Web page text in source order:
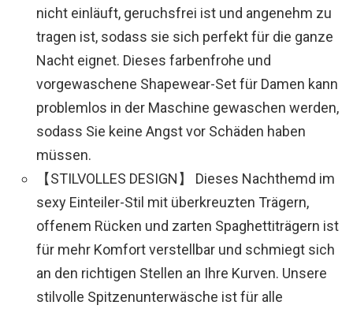
nicht einläuft, geruchsfrei ist und angenehm zu
tragen ist, sodass sie sich perfekt für die ganze
Nacht eignet. Dieses farbenfrohe und
vorgewaschene Shapewear-Set für Damen kann
problemlos in der Maschine gewaschen werden,
sodass Sie keine Angst vor Schäden haben
müssen.
【STILVOLLES DESIGN】 Dieses Nachthemd im
sexy Einteiler-Stil mit überkreuzten Trägern,
offenem Rücken und zarten Spaghettiträgern ist
für mehr Komfort verstellbar und schmiegt sich
an den richtigen Stellen an Ihre Kurven. Unsere
stilvolle Spitzenunterwäsche ist für alle